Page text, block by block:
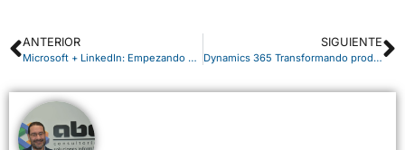
ANTERIOR
Microsoft + LinkedIn: Empezando nuestro camino juntos
SIGUIENTE
Dynamics 365 Transformando productos y empresas